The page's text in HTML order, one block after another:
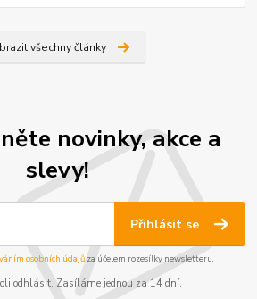
všechny články
novinky, akce a
slevy!
Přihlásit se
osobních údajůza účelem rozesílky newsletteru.
odhlásit. Zasíláme jednou za 14 dní.